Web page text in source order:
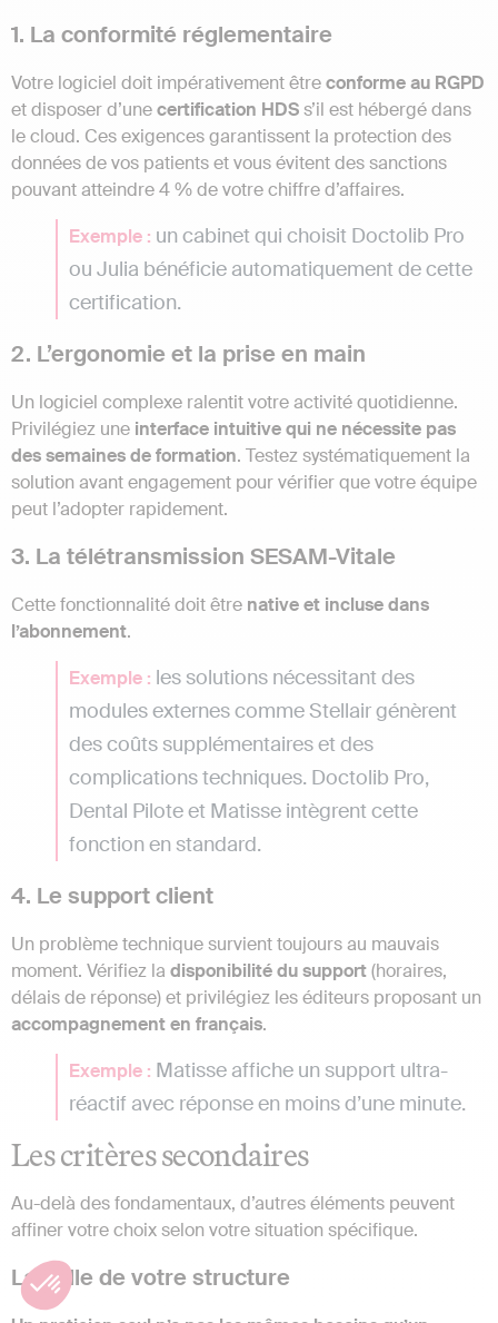
1. La conformité réglementaire
Votre logiciel doit impérativement êtreconforme au RGPD
et disposer d’unecertification HDSs’il est hébergé dans
le cloud. Ces exigences garantissent la protection des
données de vos patients et vous évitent des sanctions
pouvant atteindre 4 % de votre chiffre d’affaires.
Exemple : un cabinet qui choisit Doctolib Pro
ou Julia bénéficie automatiquement de cette
certification.
2. L’ergonomie et la prise en main
Un logiciel complexe ralentit votre activité quotidienne.
Privilégiez une interface intuitive qui ne nécessite pas
des semaines de formation. Testez systématiquement la
solution avant engagement pour vérifier que votre équipe
peut l’adopter rapidement.
3. La télétransmission SESAM-Vitale
Cette fonctionnalité doit être native et incluse dans
l’abonnement.
Exemple : les solutions nécessitant des
modules externes comme Stellair génèrent
des coûts supplémentaires et des
complications techniques. Doctolib Pro,
Dental Pilote et Matisse intègrent cette
fonction en standard.
4. Le support client
Un problème technique survient toujours au mauvais
moment. Vérifiez la disponibilité du support(horaires,
délais de réponse) et privilégiez les éditeurs proposant un
accompagnement en français.
Exemple : Matisse affiche un support ultra-
réactif avec réponse en moins d’une minute.
Les critères secondaires
Au-delà des fondamentaux, d’autres éléments peuvent
affiner votre choix selon votre situation spécifique.
La taille de votre structure